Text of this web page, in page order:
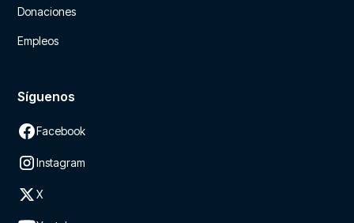
Donaciones
Empleos
Síguenos
Facebook
Instagram
X